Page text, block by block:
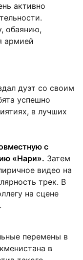
активно
обаянию,
армией
дуэт со своим
успешно
в лучших
с
«Нари». Затем
видео на
трек. В
на сцене
перемены в
в